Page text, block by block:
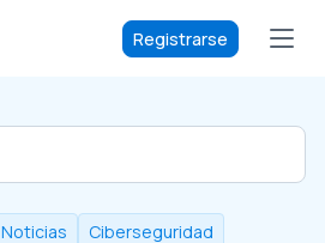
Registrarse
Noticias
Ciberseguridad